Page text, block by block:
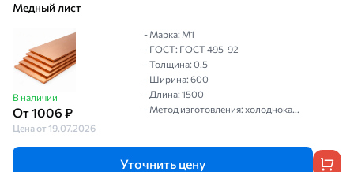
Медный лист
В наличии
От 1006 ₽
Цена от 19.07.2026
- Марка: М1
- ГОСТ: ГОСТ 495-92
- Толщина: 0.5
- Ширина: 600
- Длина: 1500
- Метод изготовления: холоднока...
Уточнить цену